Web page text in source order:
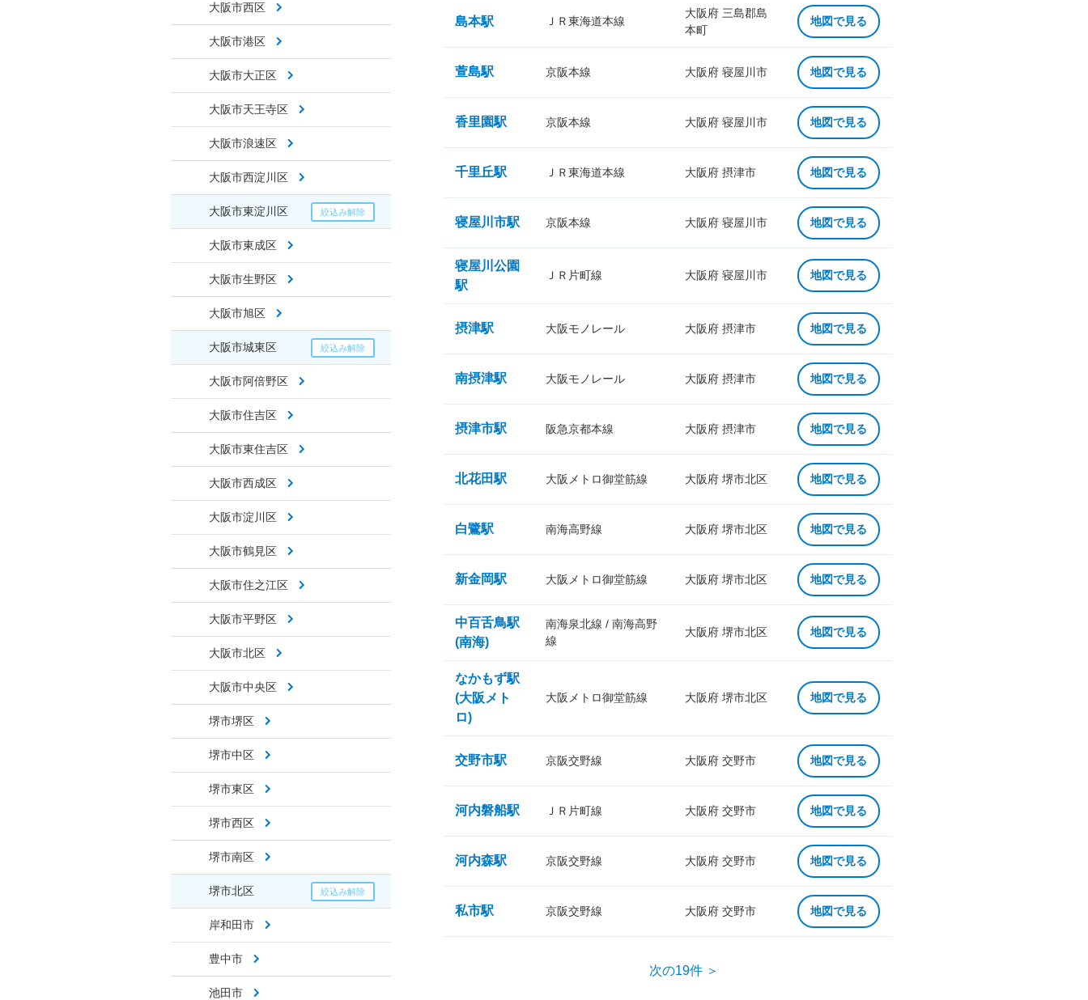
大阪市西区
大阪市港区
大阪市大正区
大阪市天王寺区
大阪市浪速区
大阪市西淀川区
大阪市東淀川区
大阪市東成区
大阪市生野区
大阪市旭区
大阪市城東区
大阪市阿倍野区
大阪市住吉区
大阪市東住吉区
大阪市西成区
大阪市淀川区
大阪市鶴見区
大阪市住之江区
大阪市平野区
大阪市北区
大阪市中央区
堺市堺区
堺市中区
堺市東区
堺市西区
堺市南区
堺市北区
岸和田市
豊中市
池田市
島本駅 ＪＲ東海道本線
大阪府 三島郡島
本町
地図で見る
萱島駅 京阪本線 大阪府 寝屋川市 地図で見る
香里園駅 京阪本線 大阪府 寝屋川市 地図で見る
千里丘駅 ＪＲ東海道本線 大阪府 摂津市 地図で見る
寝屋川市駅 京阪本線 大阪府 寝屋川市 地図で見る
寝屋川公園
駅
ＪＲ片町線 大阪府 寝屋川市 地図で見る
摂津駅 大阪モノレール 大阪府 摂津市 地図で見る
南摂津駅 大阪モノレール 大阪府 摂津市 地図で見る
摂津市駅 阪急京都本線 大阪府 摂津市 地図で見る
北花田駅 大阪メトロ御堂筋線 大阪府 堺市北区 地図で見る
白鷺駅 南海高野線 大阪府 堺市北区 地図で見る
新金岡駅 大阪メトロ御堂筋線 大阪府 堺市北区 地図で見る
中百舌鳥駅
(南海)
南海泉北線 / 南海高野
線
大阪府 堺市北区 地図で見る
なかもず駅
(大阪メト
ロ)
大阪メトロ御堂筋線 大阪府 堺市北区 地図で見る
交野市駅 京阪交野線 大阪府 交野市 地図で見る
河内磐船駅 ＪＲ片町線 大阪府 交野市 地図で見る
河内森駅 京阪交野線 大阪府 交野市 地図で見る
私市駅 京阪交野線 大阪府 交野市 地図で見る
次の19件 ＞